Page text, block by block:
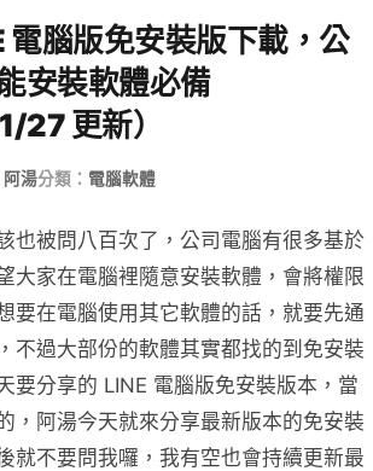
電腦版免安裝版下載，公
安裝軟體必備
27 更新）
阿湯分類： 電腦軟體
也被問八百次了，公司電腦有很多基於
大家在電腦裡隨意安裝軟體，會將權限
要在電腦使用其它軟體的話，就要先通
不過大部份的軟體其實都找的到免安裝
要分享的 LINE 電腦版免安裝版本，當
，阿湯今天就來分享最新版本的免安裝
就不要問我囉，我有空也會持續更新最